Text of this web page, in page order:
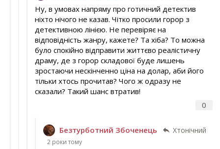
0
Ну, в умовах напряму про готичний детектив
ніхто нічого не казав. Чітко просили горор з
детективною лінією. Не перевіряє на
відповідність жанру, кажете? Та хіба? То можна
було спокійно відправити життєво реалістичну
драму, де з горор складової буде лишень
зростаючи нескінченно ціна на долар, аби його
тільки хтось прочитав? Чого ж одразу не
сказали? Такий шанс втратив!
Безтурботний Збоченець Хтонічний
2 роки тому